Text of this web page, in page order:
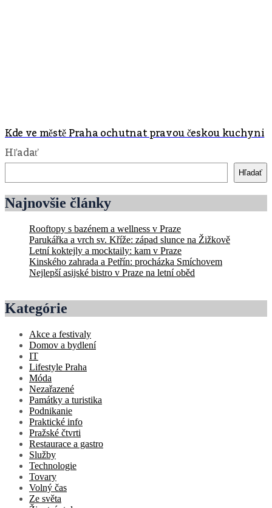
Kde ve městě Praha ochutnat pravou českou kuchyni
Hľadať
Hľadať
Najnovšie články
Rooftopy s bazénem a wellness v Praze
Parukářka a vrch sv. Kříže: západ slunce na Žižkově
Letní koktejly a mocktaily: kam v Praze
Kinského zahrada a Petřín: procházka Smíchovem
Nejlepší asijské bistro v Praze na letní oběd
Kategórie
Akce a festivaly
Domov a bydlení
IT
Lifestyle Praha
Móda
Nezařazené
Památky a turistika
Podnikanie
Praktické info
Pražské čtvrti
Restaurace a gastro
Služby
Technologie
Tovary
Volný čas
Ze světa